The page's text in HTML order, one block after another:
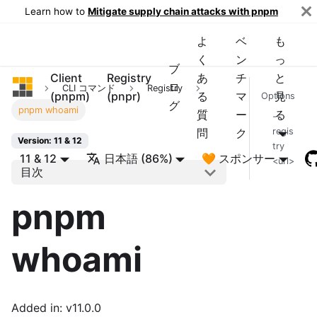
Learn how to Mitigate supply chain attacks with pnpm
pnpm
Client
(pnpm)
Registry
(pnpr)
ブ
ロ
グ
よ
く
あ
る
質
問
ベ
ン
チ
マ
ー
ク
も
っ
と
見
る
11 & 12 日本語 (86%) 🧡 スポンサー
CLI コマンド Registry
pnpm whoami
Version: 11 & 12
目次
pnpm
whoami
Added in: v11.0.0
Options
--
regis
try
<url>